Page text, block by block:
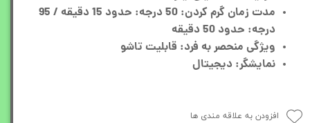
مدت زمان گرم کردن: 50 درجه: حدود 15 دقیقه / 95
درجه: حدود 50 دقیقه
ویژگی منحصر به فرد: قابلیت تاشو
نمایشگر: دیجیتال
افزودن به علاقه مندی ها